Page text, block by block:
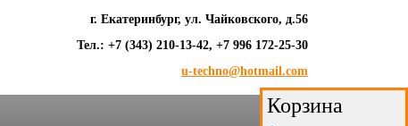
г. Екатеринбург, ул. Чайковского, д.56
Тел.: +7 (343) 210-13-42, +7 996 172-25-30
u-techno@hotmail.com
Корзина